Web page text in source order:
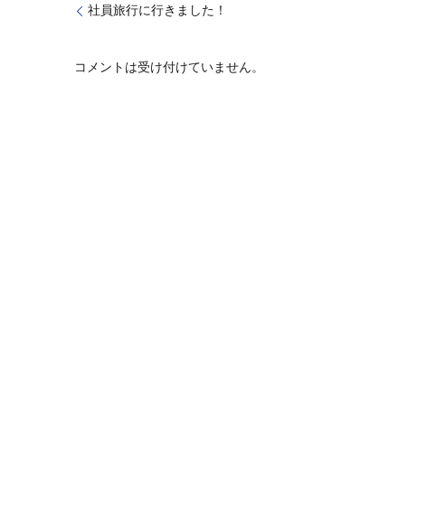
社員旅行に行きました！
コメントは受け付けていません。